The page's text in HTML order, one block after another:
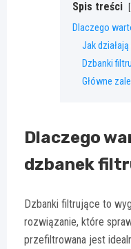
Spis treści
Dlaczego
Jak
Dzbanki
Główne
Dlaczego
dzbanek
Dzbanki filtrujące to
rozwiązanie, które
przefiltrowana jest